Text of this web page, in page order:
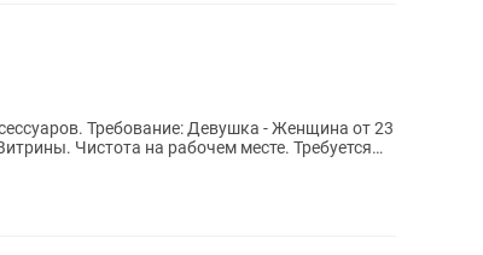
Чистота на рабочем месте. Требуется